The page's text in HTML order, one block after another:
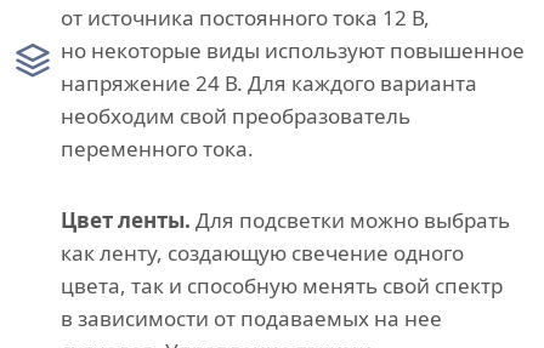
от источника постоянного тока 12 В,
но некоторые виды используют повышенное
напряжение 24 В. Для каждого варианта
необходим свой преобразователь
переменного тока.
Цвет ленты. Для подсветки можно выбрать
как ленту, создающую свечение одного
цвета, так и способную менять свой спектр
в зависимости от подаваемых на нее